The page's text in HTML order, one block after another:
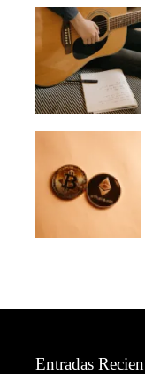
Entradas